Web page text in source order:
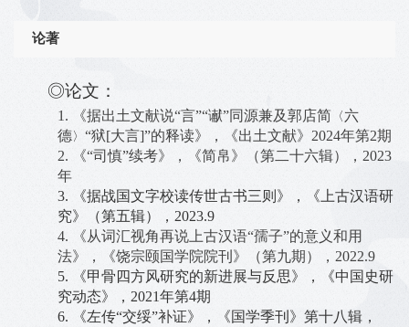
论著
◎论文：
1. 《据出土文献说“言”“谳”同源兼及郭店简 〈 六
德〉 “狱[大言]”的释读》 ，《出土文献》 2024年第2期
2.
《“司慎”续考》，《简帛》（第二十六辑），2023
年
3.
《据战国文字校读传世古书三则》，《上古汉语研
究》（第五辑）， 2023.9
4.
《从词汇视角再说上古汉语“孺子”的意义和用
法》，《饶宗颐国学院院刊》（第九期），2022.9
5.
《甲骨四方风研究的新进展与反思》，《中国史研
究动态》， 2021年第4期
6.
《左传“交绥”补证》，《国学季刊》第十八辑，